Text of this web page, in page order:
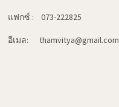
แฟกซ์ : 073-222825
อีเมล: thamvitya@gmail.com